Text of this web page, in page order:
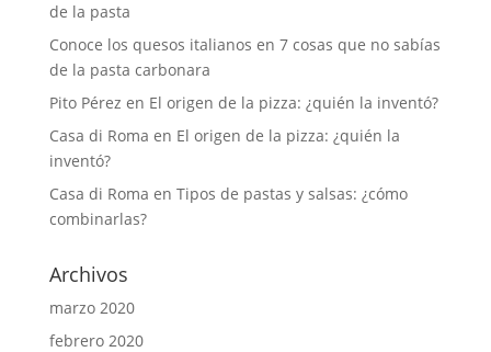
de la pasta
Conoce los quesos italianos en 7 cosas que no sabías
de la pasta carbonara
Pito Pérez en El origen de la pizza: ¿quién la inventó?
Casa di Roma en El origen de la pizza: ¿quién la
inventó?
Casa di Roma en Tipos de pastas y salsas: ¿cómo
combinarlas?
Archivos
marzo 2020
febrero 2020